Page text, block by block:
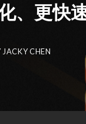
、更快
JACKY CHEN